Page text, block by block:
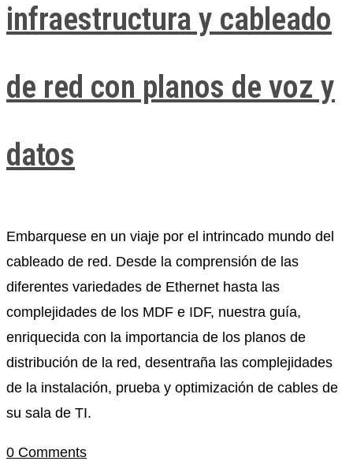
infraestructura y cableado
de red con planos de voz y
datos
Embarquese en un viaje por el intrincado mundo del
cableado de red. Desde la comprensión de las
diferentes variedades de Ethernet hasta las
complejidades de los MDF e IDF, nuestra guía,
enriquecida con la importancia de los planos de
distribución de la red, desentraña las complejidades
de la instalación, prueba y optimización de cables de
su sala de TI.
0 Comments